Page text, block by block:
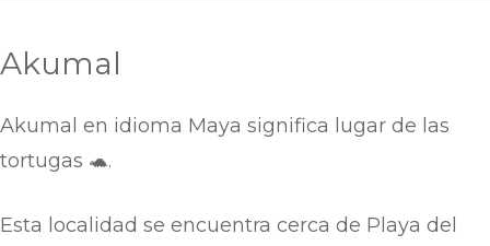
Akumal
Akumal en idioma Maya significa lugar de las
tortugas 🐢.
Esta localidad se encuentra cerca de Playa del